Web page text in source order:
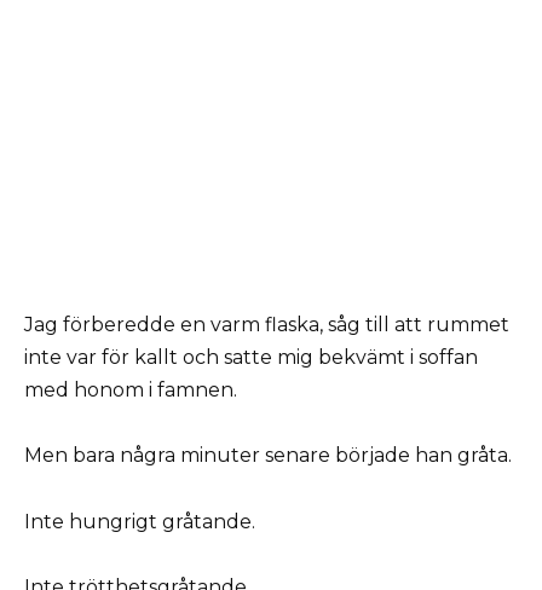
Jag förberedde en varm flaska, såg till att rummet
inte var för kallt och satte mig bekvämt i soffan
med honom i famnen.
Men bara några minuter senare började han gråta.
Inte hungrigt gråtande.